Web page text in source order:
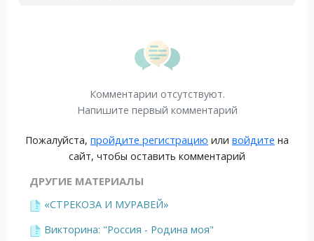
Комментарии отсутствуют.
Напишите первый комментарий
Пожалуйста, пройдите регистрацию или войдите на
сайт, чтобы оставить комментарий
ДРУГИЕ МАТЕРИАЛЫ
«СТРЕКОЗА И МУРАВЕЙ»
Викторина: "Россия - Родина моя"